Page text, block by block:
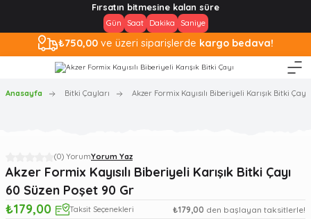
Fırsatın bitmesine kalan süre
Gün Saat Dakika Saniye
₺750,00 ve üzeri siparişlerde kargo bedava!
Anasayfa Bitki Çayları Akzer Formix Kayısılı Biberiyeli Karışık Bitki
(0) YorumYorum Yaz
Akzer Formix Kayısılı Biberiyeli Karışık Bitki Çayı
60 Süzen Poşet 90 Gr
₺179,00
Taksit Seçenekleri ₺179,00 den başlayan taksitlerle!